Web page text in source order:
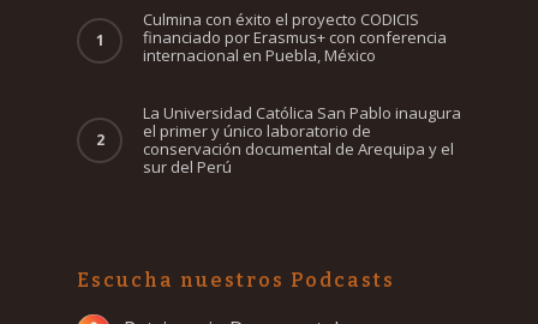
Culmina con éxito el proyecto CODICIS
financiado por Erasmus+ con conferencia
internacional en Puebla, México
La Universidad Católica San Pablo inaugura
el primer y único laboratorio de
conservación documental de Arequipa y el
sur del Perú
Escucha nuestros Podcasts